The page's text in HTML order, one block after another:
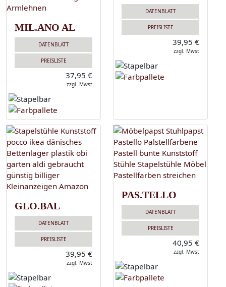
MIL.ANO AL
DATENBLATT
PREISLISTE
37,95 €
zzgl. Mwst
DATENBLATT
PREISLISTE
39,95 €
zzgl. Mwst
GLO.BAL
DATENBLATT
PREISLISTE
39,95 €
zzgl. Mwst
PAS.TELLO
DATENBLATT
PREISLISTE
40,95 €
zzgl. Mwst